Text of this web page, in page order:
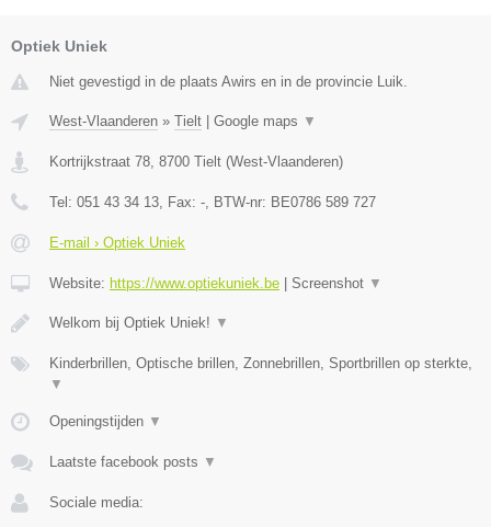
Optiek Uniek
Niet gevestigd in de plaats Awirs en in de provincie Luik.
West-Vlaanderen » Tielt Google maps ▼
Kortrijkstraat 78 8700 Tielt (West-Vlaanderen)
Tel: 051 43 34 13 , Fax: - , BTW-nr: BE0786 589 727
E-mail › Optiek Uniek
Website: https://www.optiekuniek.be Screenshot ▼
Welkom bij Optiek Uniek! ▼
Kinderbrillen, Optische brillen, Zonnebrillen, Sportbrillen op sterkte,
▼
Openingstijden ▼
Laatste facebook posts ▼
Sociale media: